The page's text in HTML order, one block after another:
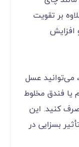
بر تقویت
افزایش
می‌توانید عسل
یا فندق مخلوط
کنید. این
بسزایی در